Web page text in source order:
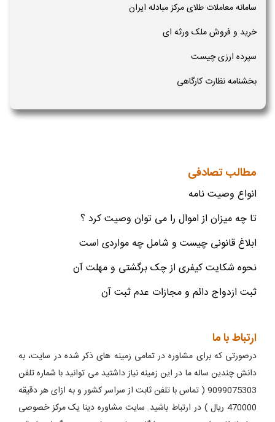
سامانه معاملات طلای مرکز مبادله ایران
خرید و فروش ملک ورثه ای
سپرده ارزی چیست
بخشنامه نظارت کارگاهی
مطالب تصادفی
انواع وصیت نامه
تا چه میزان از اموال را می توان وصیت کرد ؟
ابلاغ قانونی چیست و شامل چه مواردی است
نحوه شکایت کیفری از چک برگشتی و مهلت آن
ثبت ازدواج دائم و مجازات عدم ثبت آن
ارتباط با ما
درصورتی که برای مشاوره در تمامی زمینه های ذکر شده در سایت، به
دانش چندین ساله ما در این زمینه نیاز داشتید می توانید با شماره تلفن
9099075303 ( تماس با تلفن ثابت از سراسر کشور و به ازای هر دقیقه
470000 ریال ) در ارتباط باشید. سایت مشاوره دینا یک مرکز خصوصی